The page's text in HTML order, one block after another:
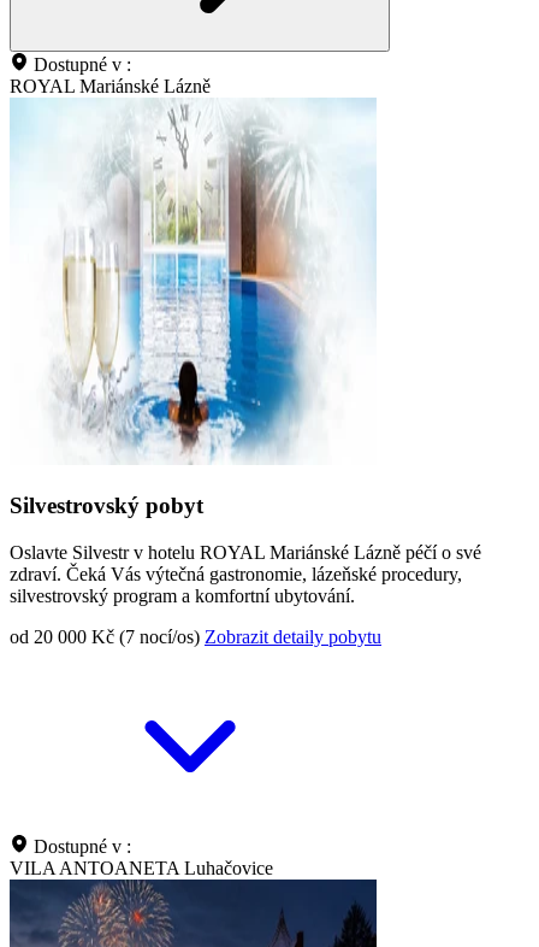
Dostupné v :
ROYAL Mariánské Lázně
Silvestrovský pobyt
Oslavte Silvestr v hotelu ROYAL Mariánské Lázně péčí o své
zdraví. Čeká Vás výtečná gastronomie, lázeňské procedury,
silvestrovský program a komfortní ubytování.
od 20 000 Kč (7 nocí/os) Zobrazit detaily pobytu
Dostupné v :
VILA ANTOANETA Luhačovice